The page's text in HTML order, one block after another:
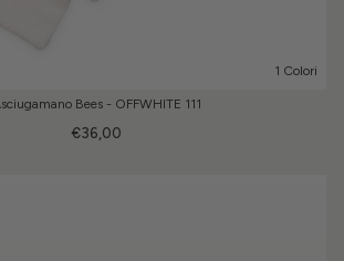
1 Colori
Bees - OFFWHITE 111
€36,00